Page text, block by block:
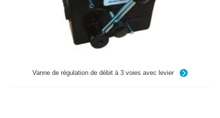
Vanne de régulation de débit à 3 voies avec levier